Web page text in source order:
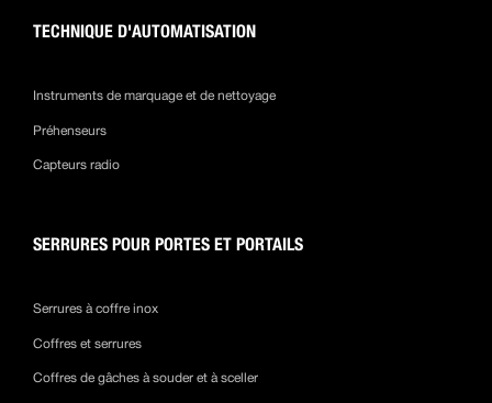
TECHNIQUE D'AUTOMATISATION
Instruments de marquage et de nettoyage
Préhenseurs
Capteurs radio
SERRURES POUR PORTES ET PORTAILS
Serrures à coffre inox
Coffres et serrures
Coffres de gâches à souder et à sceller